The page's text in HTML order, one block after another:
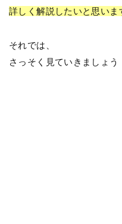
詳しく解説したいと思いま
それでは、
さっそく見ていきましょう